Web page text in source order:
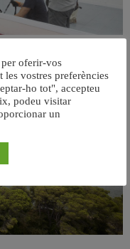
oferir-vos
vostres preferències
ho tot", accepteu
podeu visitar
un